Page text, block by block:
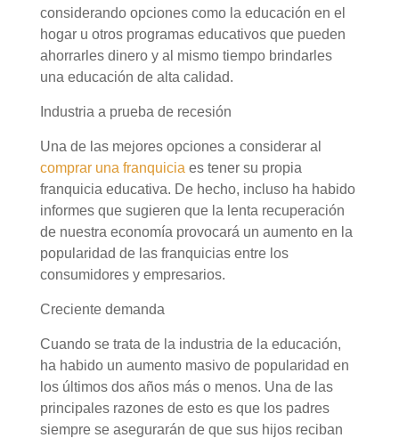
considerando opciones como la educación en el
hogar u otros programas educativos que pueden
ahorrarles dinero y al mismo tiempo brindarles
una educación de alta calidad.
Industria a prueba de recesión
Una de las mejores opciones a considerar al
comprar una franquicia es tener su propia
franquicia educativa. De hecho, incluso ha habido
informes que sugieren que la lenta recuperación
de nuestra economía provocará un aumento en la
popularidad de las franquicias entre los
consumidores y empresarios.
Creciente demanda
Cuando se trata de la industria de la educación,
ha habido un aumento masivo de popularidad en
los últimos dos años más o menos. Una de las
principales razones de esto es que los padres
siempre se asegurarán de que sus hijos reciban